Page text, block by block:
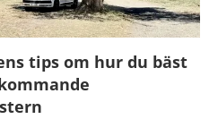
tips om hur du bäst